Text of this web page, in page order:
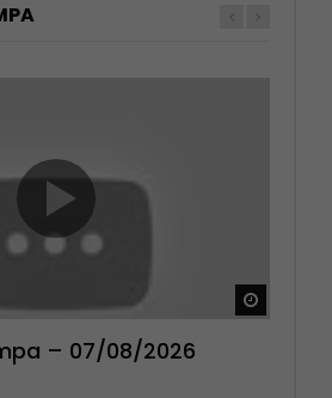
– 07/08/2026
– 06/08/2026